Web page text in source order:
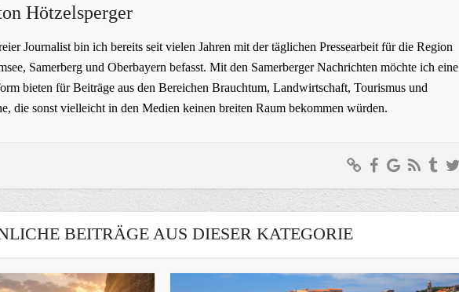
Hötzelsperger
Journalist bin ich bereits seit vielen Jahren mit der täglichen Pressearbeit für die Region
Samerberg und Oberbayern befasst. Mit den Samerberger Nachrichten möchte ich eine
bieten für Beiträge aus den Bereichen Brauchtum, Landwirtschaft, Tourismus und
die sonst vielleicht in den Medien keinen breiten Raum bekommen würden.
BEITRÄGE AUS DIESER KATEGORIE